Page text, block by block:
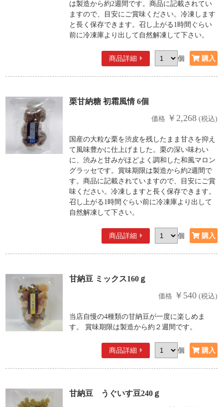
は製造から約2週間です。商品に記載されてい
ますので、目安にご賞味ください。冷凍します
と長く保存できます。召し上がる1時間ぐらい
前に冷凍庫より出して自然解凍して下さい。
商品詳細 個
栗甘納糖 初霜風情 6個
価格 ￥2,268(税込)
国産の大粒な栗を渋皮を残したまま甘さを抑え
て風味豊かに仕上げました。栗の深い味わい
に、渋みと甘みがほどよく調和した和風マロン
グラッセです。賞味期限は製造から約2週間で
す。商品に記載されていますので、目安にご賞
味ください。冷凍しますと長く保存できます。
召し上がる1時間ぐらい前に冷凍庫より出して
自然解凍して下さい。
商品詳細 個
甘納豆 ミックス160ｇ
価格 ￥540(税込)
当店自慢の4種類の甘納豆が一度に楽しめま
す。 賞味期限は製造から約２週間です。
商品詳細 個
甘納豆 うぐいす豆240ｇ